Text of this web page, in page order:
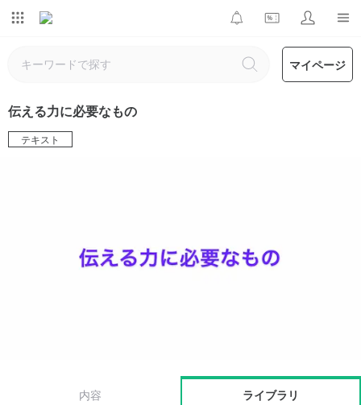
マイページ
伝える力に必要なもの
テキスト
内容 ライブラリ